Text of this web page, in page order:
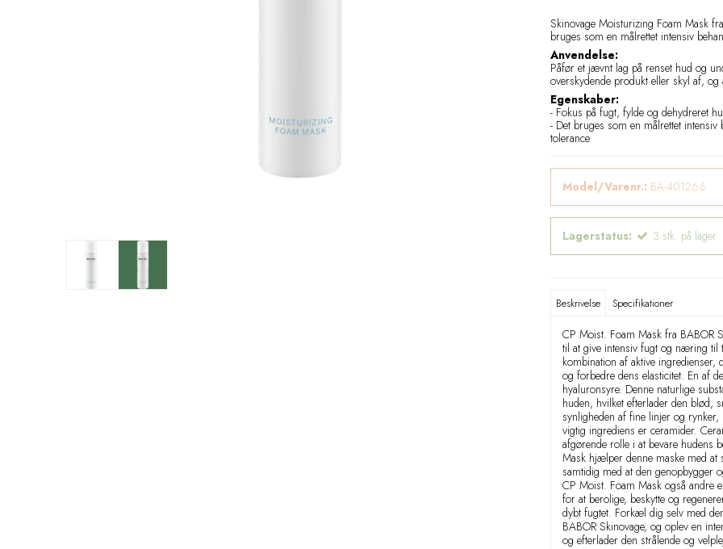
Skinovage Moisturizing Foam Mask
bruges som en målrettet intensiv
Anvendelse:
Påfør et jævnt lag på renset hud og
overskydende produkt eller skyl af, og
Egenskaber:
- Fokus på fugt, fylde og dehydreret
- Det bruges som en målrettet
tolerance
Model/Varenr.: BA-401266
Lagerstatus: 3 stk. på lager
Beskrivelse Specifikationer
CP Moist. Foam Mask fra BABOR
til at give intensiv fugt og næring til
kombination af aktive
og forbedre dens elasticitet. En af
hyaluronsyre. Denne naturlige
huden, hvilket efterlader den
synligheden af fine linjer og
vigtig ingrediens er ceramider.
afgørende rolle i at bevare hudens
Mask hjælper denne maske med at
samtidig med at den genopbygger
CP Moist. Foam Mask også andre
for at berolige, beskytte og
dybt fugtet. Forkæl dig selv med
BABOR Skinovage, og oplev en
og efterlader den strålende og